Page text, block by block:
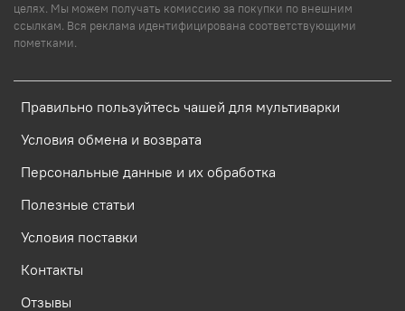
Правильно пользуйтесь чашей для мультиварки
Условия обмена и возврата
Персональные данные и их обработка
Полезные статьи
Условия поставки
Контакты
Отзывы
целях. Мы можем получать комиссию за покупки по внешним
ссылкам. Вся реклама идентифицирована соответствующими
пометками.